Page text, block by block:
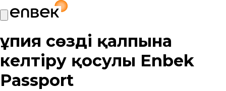
Құпия сөзді қалпына
келтіру қосулы Enbek
Passport